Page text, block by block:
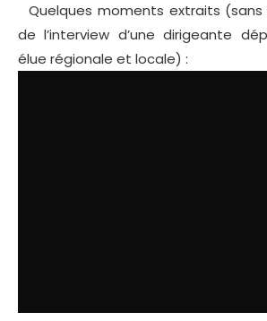
Quelques moments extraits
de l’interview d’une dirigeante
élue régionale et locale) :